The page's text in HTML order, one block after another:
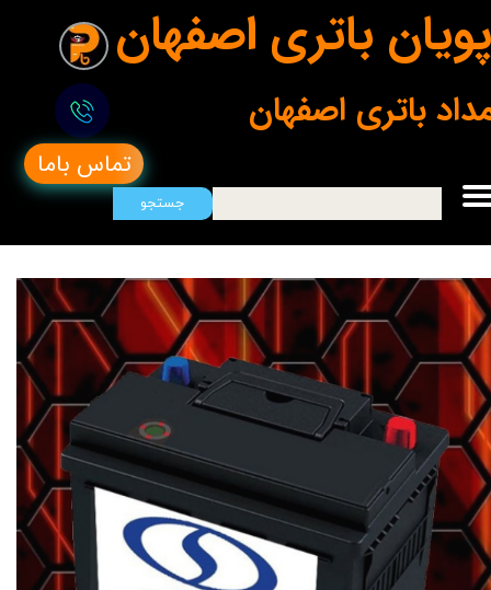
پویان باتری اصفهان
تماس باما
جستجو
باتری اصفهان